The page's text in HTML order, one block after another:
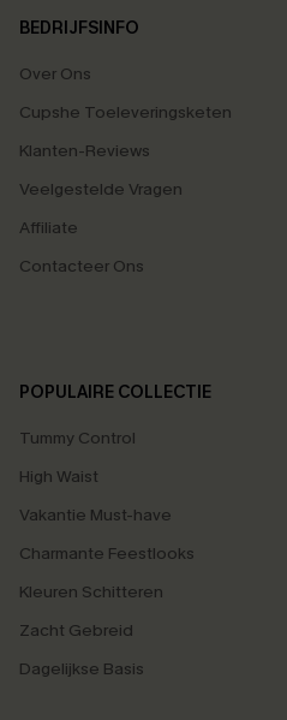
BEDRIJFSINFO
Over Ons
Cupshe Toeleveringsketen
Klanten-Reviews
Veelgestelde Vragen
Affiliate
Contacteer Ons
POPULAIRE COLLECTIE
Tummy Control
High Waist
Vakantie Must-have
Charmante Feestlooks
Kleuren Schitteren
Zacht Gebreid
Dagelijkse Basis